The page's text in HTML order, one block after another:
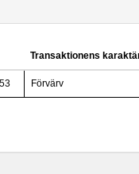
Transaktionens
Förvärv